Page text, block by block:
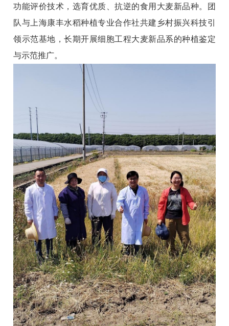
功能评价技术，选育优质、抗逆的食用大麦新品种。团
队与上海康丰水稻种植专业合作社共建乡村振兴科技引
领示范基地，长期开展细胞工程大麦新品系的种植鉴定
与示范推广。